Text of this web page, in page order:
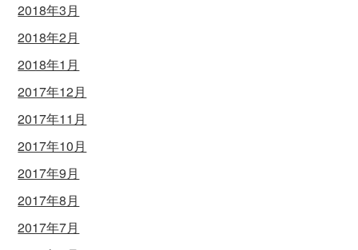
2018年3月
2018年2月
2018年1月
2017年12月
2017年11月
2017年10月
2017年9月
2017年8月
2017年7月